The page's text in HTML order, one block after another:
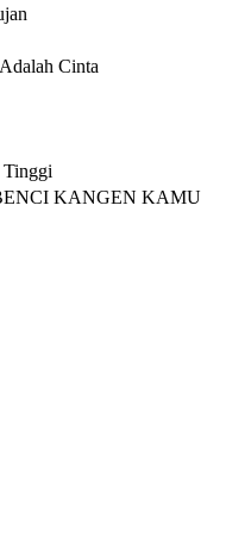
Cinta
KANGEN KAMU